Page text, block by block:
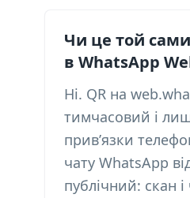
Чи це той
в WhatsApp
Ні. QR на
тимчасовий і
прив’язки
чату WhatsApp
публічний: скан і